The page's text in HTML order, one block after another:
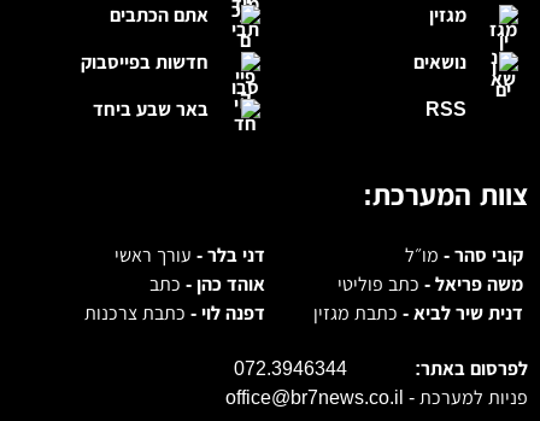
אתם הכתבים
חדשות בפייסבוק
באר שבע ביחד
מגזין
נושאים
RSS
צוות המערכת:
קובי סהר - מו״ל דני בלר -עורך ראשי
משה פריאל - כתב פוליטי אוהד כהן -כתב
דנית שיר לביא - כתבת מגזין דפנה לוי -כתבת צרכנות
לפרסום באתר:
072.3946344
פניות למערכת - office@br7news.co.il